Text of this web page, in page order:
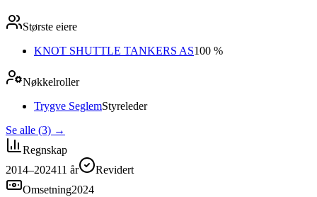
Største eiere
KNOT SHUTTLE TANKERS AS100 %
Nøkkelroller
Trygve SeglemStyreleder
Se alle (3) →
Regnskap
2014–202411 år
Revidert
Omsetning2024